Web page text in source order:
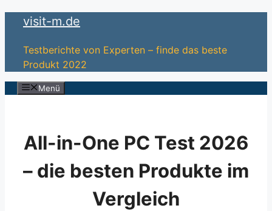
Zum
springen
visit-m.de
Testberichte von Experten – finde das beste
Produkt 2022
Menü
All-in-One PC Test 2026
– die besten Produkte im
Vergleich